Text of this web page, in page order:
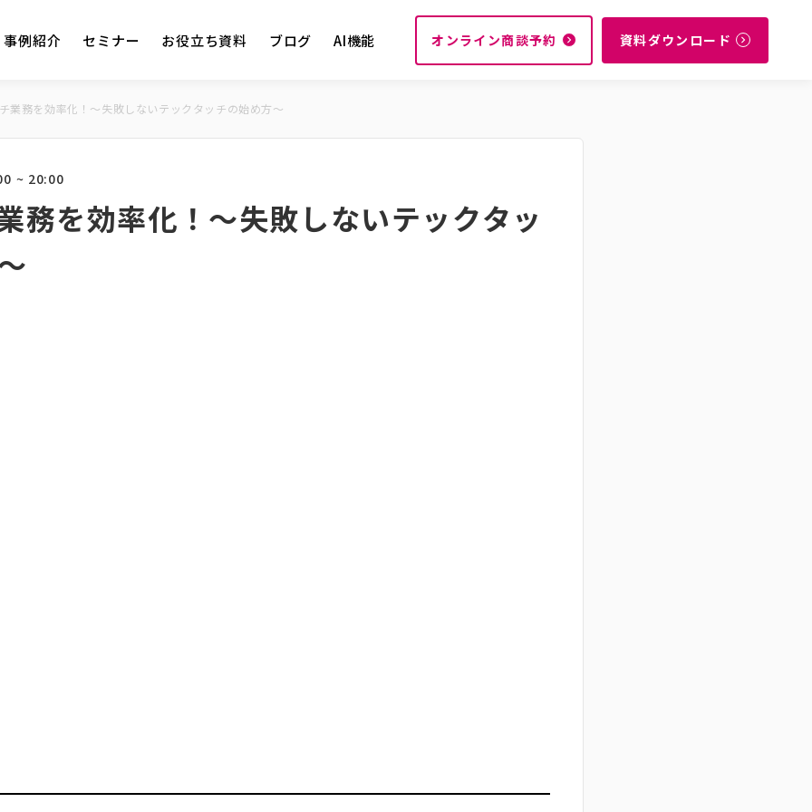
事例紹介 セミナー お役立ち資料 ブログ AI機能 オンライン商談予約 navigate_next 資料ダウンロード navigate_next
業務を効率化！〜失敗しないテックタッチの始め方〜
~ 20:00
務を効率化！〜失敗しないテックタッ